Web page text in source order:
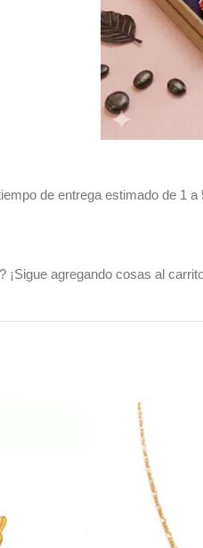
de entrega estimado de 1
agregando cosas al